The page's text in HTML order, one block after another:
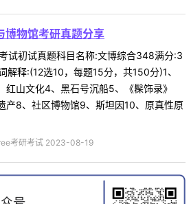
物馆考研真题分享
试初试真题科目名称:文博综合348满分:3
释:(12选10，每题15分，共150分)1、
山文化4、黑石号沉船5、《髹饰录》
产8、社区博物馆9、斯坦因10、原真性原
考研考试 2023-08-19